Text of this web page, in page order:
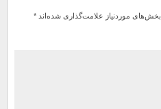
بخش‌های موردنیاز علامت‌گذاری شده‌اند *